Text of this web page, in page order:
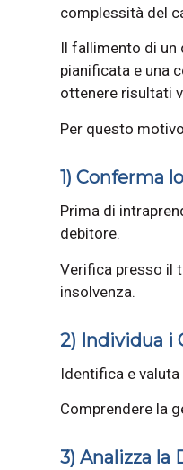
complessità del
Il fallimento di un
pianificata e una
ottenere risultati
Per questo
1) Conferma
Prima di
debitore.
Verifica presso il
insolvenza.
2) Individua i
Identifica e
Comprendere la
3) Analizza